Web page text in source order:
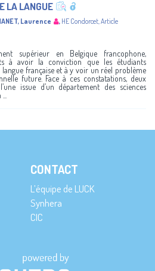
LA LANGUE
Laurence , HE Condorcet,Article
supérieur en Belgique francophone,
à avoir la conviction que les étudiants
française et à y voir un réel problème
future. Face à ces constatations, deux
issue d’un département des sciences
CONTACT
L’équipe de LUCK
Synhera
CIC